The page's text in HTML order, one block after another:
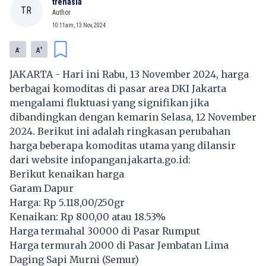
TR Author
10:11am, 13 Nov, 2024
A- A+
JAKARTA - Hari ini Rabu, 13 November 2024, harga
berbagai komoditas di pasar area DKI Jakarta
mengalami fluktuasi yang signifikan jika
dibandingkan dengan kemarin Selasa, 12 November
2024. Berikut ini adalah ringkasan perubahan
harga beberapa komoditas utama yang dilansir
dari website infopangan.jakarta.go.id:
Berikut kenaikan harga
Garam Dapur
Harga: Rp 5.118,00/250gr
Kenaikan: Rp 800,00 atau 18.53%
Harga termahal 30000 di Pasar Rumput
Harga termurah 2000 di Pasar Jembatan Lima
Daging Sapi Murni (Semur)